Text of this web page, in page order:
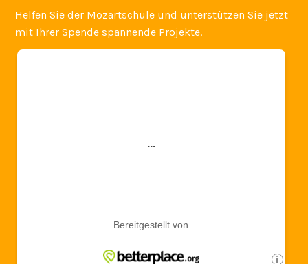
Helfen Sie der Mozartschule und unterstützen Sie jetzt
mit Ihrer Spende spannende Projekte.